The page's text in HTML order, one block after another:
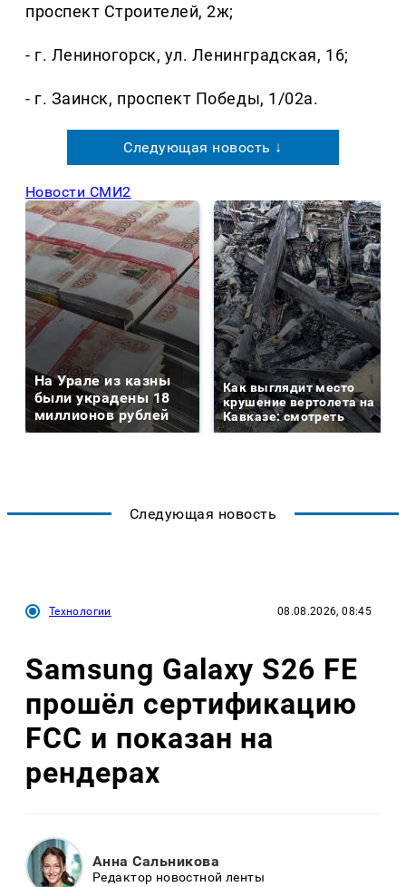
проспект Строителей, 2ж;
- г. Лениногорск, ул. Ленинградская, 16;
- г. Заинск, проспект Победы, 1/02а.
Следующая новость ↓
Новости СМИ2
На Урале из казны
были украдены 18
миллионов рублей
Как выглядит место
крушение вертолета на
Кавказе: смотреть
Следующая новость
Технологии 08.08.2026, 08:45
Samsung Galaxy S26 FE
прошёл сертификацию
FCC и показан на
рендерах
Анна Сальникова
Редактор новостной ленты